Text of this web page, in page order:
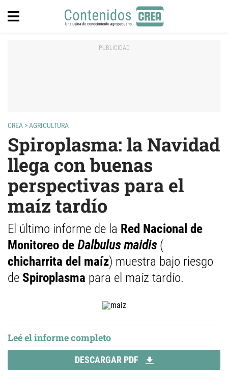
CREA >AGRICULTURA
Spiroplasma: la Navidad
llega con buenas
perspectivas para el
maíz tardío
El último informe de la Red Nacional de
Monitoreo de Dalbulus maidis (
chicharrita del maíz) muestra bajo riesgo
de Spiroplasma para el maíz tardío.
Leé el informe completo
DESCARGAR PDF